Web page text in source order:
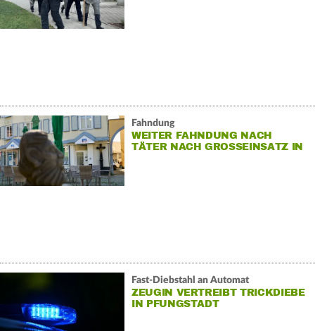
Fahndung
WEITER FAHNDUNG NACH
TÄTER NACH GROSSEINSATZ IN S
Fast-Diebstahl an Automat
ZEUGIN VERTREIBT TRICKDIEBE
IN PFUNGSTADT